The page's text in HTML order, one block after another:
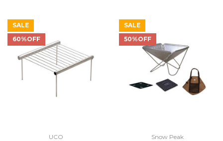
SALE
60%OFF
UCO
SALE
50%OFF
Snow Peak